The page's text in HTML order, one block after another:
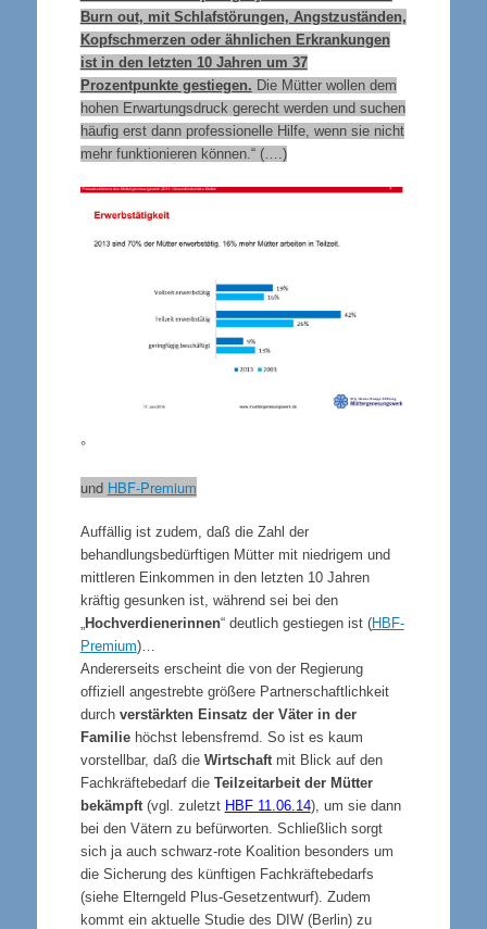
Burn out, mit Schlafstörungen, Angstzuständen,
Kopfschmerzen oder ähnlichen Erkrankungen
ist in den letzten 10 Jahren um 37
Prozentpunkte gestiegen. Die Mütter wollen dem
hohen Erwartungsdruck gerecht werden und suchen
häufig erst dann professionelle Hilfe, wenn sie nicht
mehr funktionieren können.“ (….)
°
und HBF-Premium
Auffällig ist zudem, daß die Zahl der
behandlungsbedürftigen Mütter mit niedrigem und
mittleren Einkommen in den letzten 10 Jahren
kräftig gesunken ist, während sei bei den
Hochverdienerinnen“ deutlich gestiegen ist (HBF-
Premium)…
Andererseits erscheint die von der Regierung
offiziell angestrebte größere Partnerschaftlichkeit
durch verstärkten Einsatz der Väter in der
Familie höchst lebensfremd. So ist es kaum
vorstellbar, daß die Wirtschaftmit Blick auf den
Fachkräftebedarf die Teilzeitarbeit der Mütter
bekämpft(vgl. zuletzt HBF 11.06.14), um sie dann
bei den Vätern zu befürworten. Schließlich sorgt
sich ja auch schwarz-rote Koalition besonders um
die Sicherung des künftigen Fachkräftebedarfs
(siehe Elterngeld Plus-Gesetzentwurf). Zudem
kommt ein aktuelle Studie des DIW (Berlin) zu